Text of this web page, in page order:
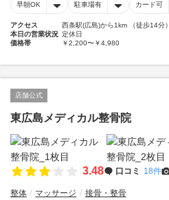
早朝OK 駐車場有 カード可
アクセス
西条駅(広島)から1km （徒歩14分）
本日の営業状況 定休日
価格帯
￥2,200〜￥4,980
店舗公式
東広島メディカル整骨院
3.48 口コミ 18件
整体 マッサージ 接骨・整骨